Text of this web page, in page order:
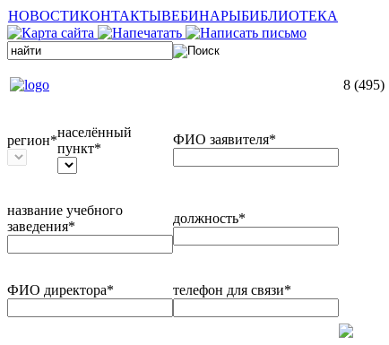
НОВОСТИКОНТАКТЫВЕБИНАРЫБИБЛИОТЕКА
8 (495)
регион*
населённый
пункт*
ФИО заявителя*
название учебного
заведения*
должность*
ФИО директора* телефон для связи*